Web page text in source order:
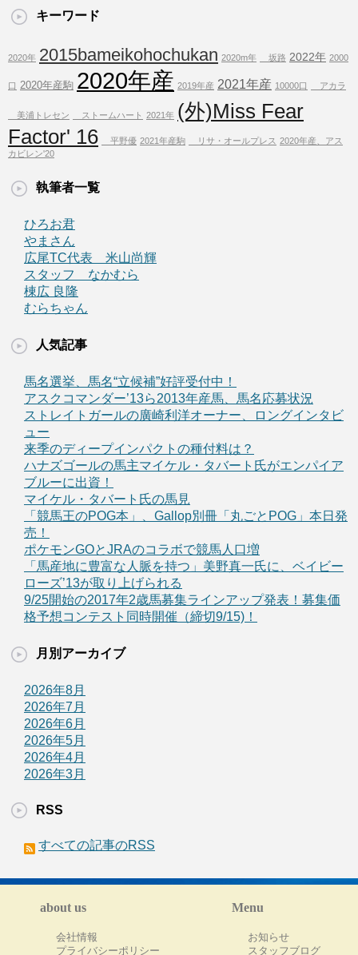
キーワード
2020年 2015bameikohochukan 2020m年 坂路 2022年 2000
口 2020年産駒 2020年産 2019年産 2021年産 10000口 アカラ
美浦トレセン ストームハート 2021年 (外)Miss Fear
Factor' 16
平野優 2021年産駒 リサ・オールプレス 2020年産、アス
カビレン'20
執筆者一覧
ひろお君
やまさん
広尾TC代表 米山尚輝
スタッフ なかむら
棟広 良隆
むらちゃん
人気記事
馬名選挙、馬名“立候補”好評受付中！
アスクコマンダー’13ら2013年産馬、馬名応募状況
ストレイトガールの廣崎利洋オーナー、ロングインタビ
ュー
来季のディープインパクトの種付料は？
ハナズゴールの馬主マイケル・タバート氏がエンパイア
ブルーに出資！
マイケル・タバート氏の馬見
「競馬王のPOG本」、Gallop別冊「丸ごとPOG」本日発
売！
ポケモンGOとJRAのコラボで競馬人口増
「馬産地に豊富な人脈を持つ」美野真一氏に、ベイビー
ローズ’13が取り上げられる
9/25開始の2017年2歳馬募集ラインアップ発表！募集価
格予想コンテスト同時開催（締切9/15)！
月別アーカイブ
2026年8月
2026年7月
2026年6月
2026年5月
2026年4月
2026年3月
RSS
すべての記事のRSS